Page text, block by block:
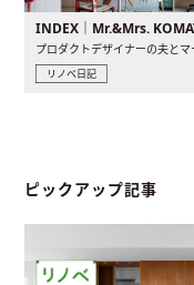
リノベ日記
ピックアップ記事